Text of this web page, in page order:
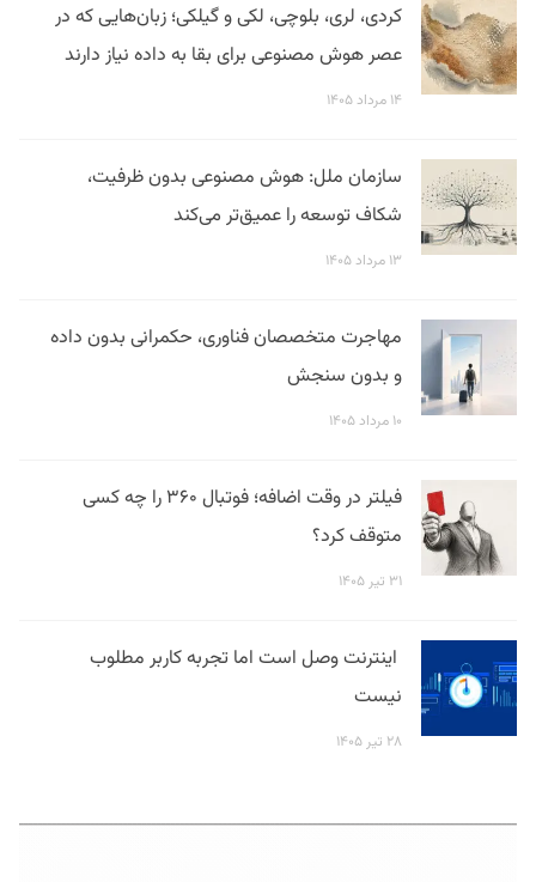
کردی، لری، بلوچی، لکی و گیلکی؛ زبان‌هایی که در
عصر هوش مصنوعی برای بقا به داده نیاز دارند
۱۴ مرداد ۱۴۰۵
سازمان ملل: هوش مصنوعی بدون ظرفیت،
شکاف توسعه را عمیق‌تر می‌کند
۱۳ مرداد ۱۴۰۵
مهاجرت متخصصان فناوری، حکمرانی بدون داده
و بدون سنجش
۱۰ مرداد ۱۴۰۵
فیلتر در وقت اضافه؛ فوتبال ۳۶۰ را چه کسی
متوقف کرد؟
۳۱ تیر ۱۴۰۵
اینترنت وصل است اما تجربه کاربر مطلوب
نیست
۲۸ تیر ۱۴۰۵